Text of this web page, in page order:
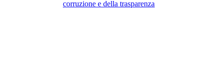
corruzione e della trasparenza